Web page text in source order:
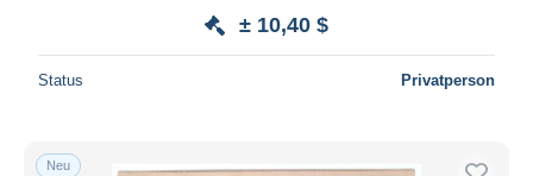
± 10,40 $
Status Privatperson
Neu